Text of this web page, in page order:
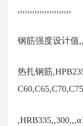
,,,,,,,,,,,,,,,,,,,,,,
钢筋强度设计值
热扎钢筋